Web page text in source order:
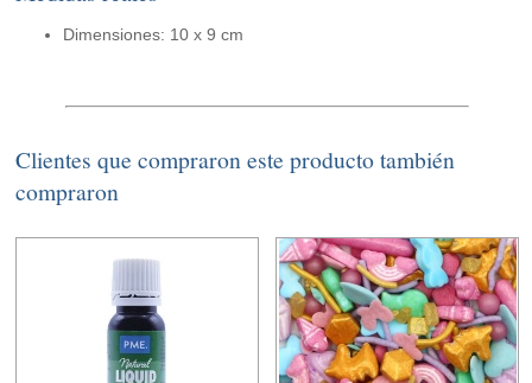
Dimensiones: 10 x 9 cm
Clientes que compraron este producto también
compraron